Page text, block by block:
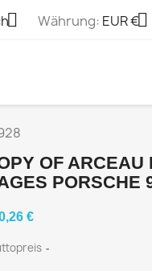
 Währung: EUR €
OF ARCEAU
PORSCHE
€